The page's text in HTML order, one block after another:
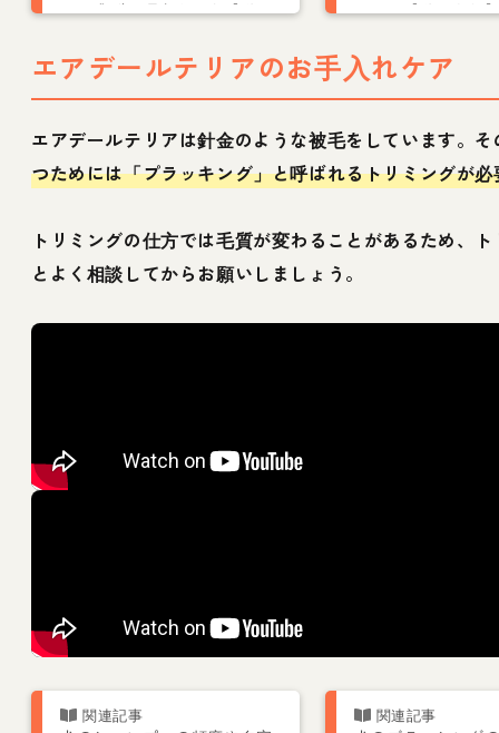
い・逃げる理由も紹介【動画
のコツ【動画あり
エアデールテリアのお手入れケア
エアデールテリアは針金のような被毛をしています。そ
つためには「プラッキング」と呼ばれるトリミングが必
トリミングの仕方では毛質が変わることがあるため、
とよく相談してからお願いしましょう。